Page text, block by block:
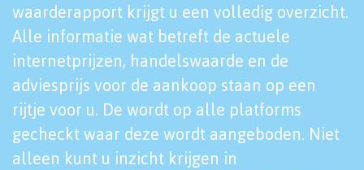
waarderapport krijgt u een volledig overzicht.
Alle informatie wat betreft de actuele
internetprijzen, handelswaarde en de
adviesprijs voor de aankoop staan op een
rijtje voor u. De wordt op alle platforms
gecheckt waar deze wordt aangeboden. Niet
alleen kunt u inzicht krijgen in